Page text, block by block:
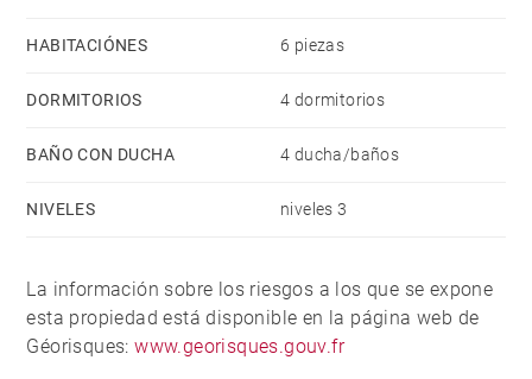
HABITACIÓNES 6 piezas
DORMITORIOS 4 dormitorios
BAÑO CON DUCHA 4 ducha/baños
NIVELES niveles 3
La información sobre los riesgos a los que se expone
esta propiedad está disponible en la página web de
Géorisques:www.georisques.gouv.fr